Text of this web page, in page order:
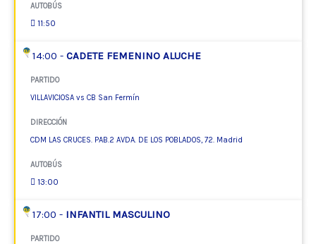
AUTOBÚS
11:50
14:00 - CADETE FEMENINO ALUCHE
PARTIDO
VILLAVICIOSA vs CB San Fermín
DIRECCIÓN
CDM LAS CRUCES. PAB.2 AVDA. DE LOS POBLADOS, 72. Madrid
AUTOBÚS
13:00
17:00 - INFANTIL MASCULINO
PARTIDO